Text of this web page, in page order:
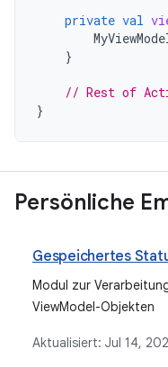
private val
}
// Rest of
}
Persönliche
Gespeichertes
Modul zur
ViewModel-Objekten
Aktualisiert: Jul 14,